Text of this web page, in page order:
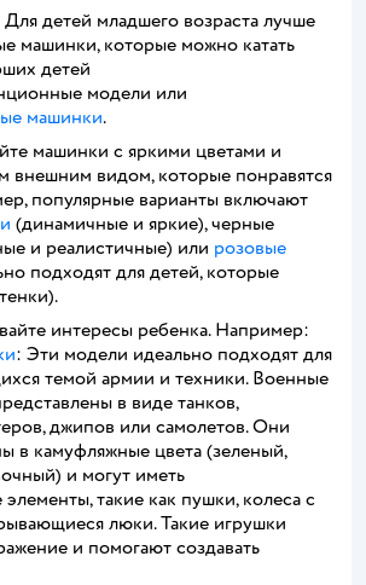
детей младшего возраста лучше
машинки, которые можно катать
детей
модели или
машинки.
машинки с яркими цветами и
внешним видом, которые понравятся
популярные варианты включают
(динамичные и яркие), черные
и реалистичные) или розовые
подходят для детей, которые
интересы ребенка. Например:
: Эти модели идеально подходят для
темой армии и техники. Военные
в виде танков,
джипов или самолетов. Они
в камуфляжные цвета (зеленый,
и могут иметь
такие как пушки, колеса с
люки. Такие игрушки
и помогают создавать